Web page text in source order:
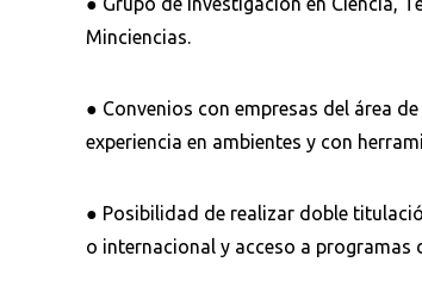
Minciencias.
● Convenios con empresas del área
experiencia en ambientes y con
● Posibilidad de realizar doble
o internacional y acceso a programas